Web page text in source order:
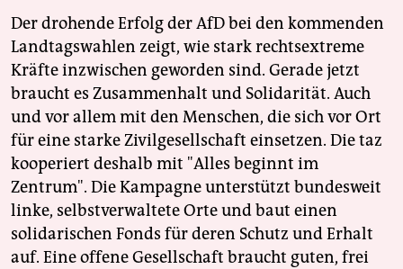
Der drohende Erfolg der AfD bei den kommenden
Landtagswahlen zeigt, wie stark rechtsextreme
Kräfte inzwischen geworden sind. Gerade jetzt
braucht es Zusammenhalt und Solidarität. Auch
und vor allem mit den Menschen, die sich vor Ort
für eine starke Zivilgesellschaft einsetzen. Die taz
kooperiert deshalb mit "Alles beginnt im
Zentrum". Die Kampagne unterstützt bundesweit
linke, selbstverwaltete Orte und baut einen
solidarischen Fonds für deren Schutz und Erhalt
auf. Eine offene Gesellschaft braucht guten, frei